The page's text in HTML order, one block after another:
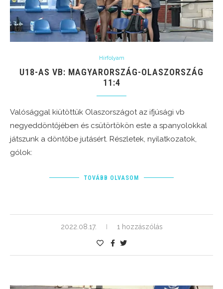
Hírfolyam
U18-AS VB: MAGYARORSZÁG-OLASZORSZÁG
11:4
Valósággal kiütöttük Olaszországot az ifjúsági vb
negyeddöntőjében és csütörtökön este a spanyolokkal
játszunk a döntőbe jutásért. Részletek, nyilatkozatok,
gólok:
TOVÁBB OLVASOM
2022.08.17. 1 hozzászólás